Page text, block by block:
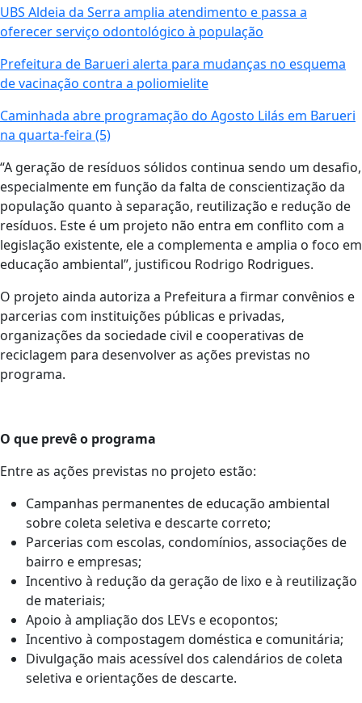
UBS Aldeia da Serra amplia atendimento e passa a
oferecer serviço odontológico à população
Prefeitura de Barueri alerta para mudanças no esquema
de vacinação contra a poliomielite
Caminhada abre programação do Agosto Lilás em Barueri
na quarta-feira (5)
“A geração de resíduos sólidos continua sendo um desafio,
especialmente em função da falta de conscientização da
população quanto à separação, reutilização e redução de
resíduos. Este é um projeto não entra em conflito com a
legislação existente, ele a complementa e amplia o foco em
educação ambiental”, justificou Rodrigo Rodrigues.
O projeto ainda autoriza a Prefeitura a firmar convênios e
parcerias com instituições públicas e privadas,
organizações da sociedade civil e cooperativas de
reciclagem para desenvolver as ações previstas no
programa.
O que prevê o programa
Entre as ações previstas no projeto estão:
Campanhas permanentes de educação ambiental
sobre coleta seletiva e descarte correto;
Parcerias com escolas, condomínios, associações de
bairro e empresas;
Incentivo à redução da geração de lixo e à reutilização
de materiais;
Apoio à ampliação dos LEVs e ecopontos;
Incentivo à compostagem doméstica e comunitária;
Divulgação mais acessível dos calendários de coleta
seletiva e orientações de descarte.